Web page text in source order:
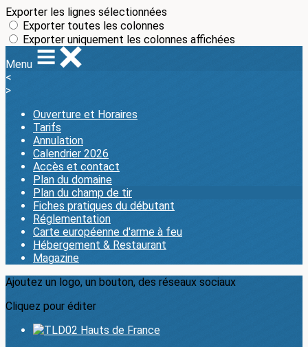
Exporter les lignes sélectionnées
Exporter toutes les colonnes
Exporter uniquement les colonnes affichées
Menu
<
>
Ouverture et Horaires
Tarifs
Annulation
Calendrier 2026
Accès et contact
Plan du domaine
Plan du champ de tir
Fiches pratiques du débutant
Réglementation
Carte européenne d'arme à feu
Hébergement & Restaurant
Magazine
Ajoutez un logo, un bouton, des réseaux sociaux
Cliquez pour éditer